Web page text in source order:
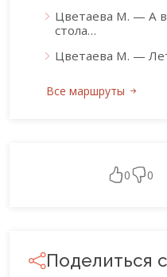
Цветаева М. — А
стола…
Цветаева М. —
Все маршруты
0 0
Поделиться